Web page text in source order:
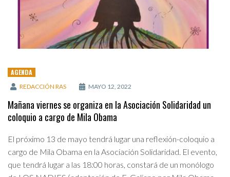
AGENDA
REDACCIÓN RAS MAYO 12, 2022
Mañana viernes se organiza en la Asociación Solidaridad un
coloquio a cargo de Mila Obama
El próximo 13 de mayo tendrá lugar una reflexión-coloquio a
cargo de Mila Obama en la Asociación Solidaridad. El evento,
que tendrá lugar a las 18:00 horas, constará de un monólogo